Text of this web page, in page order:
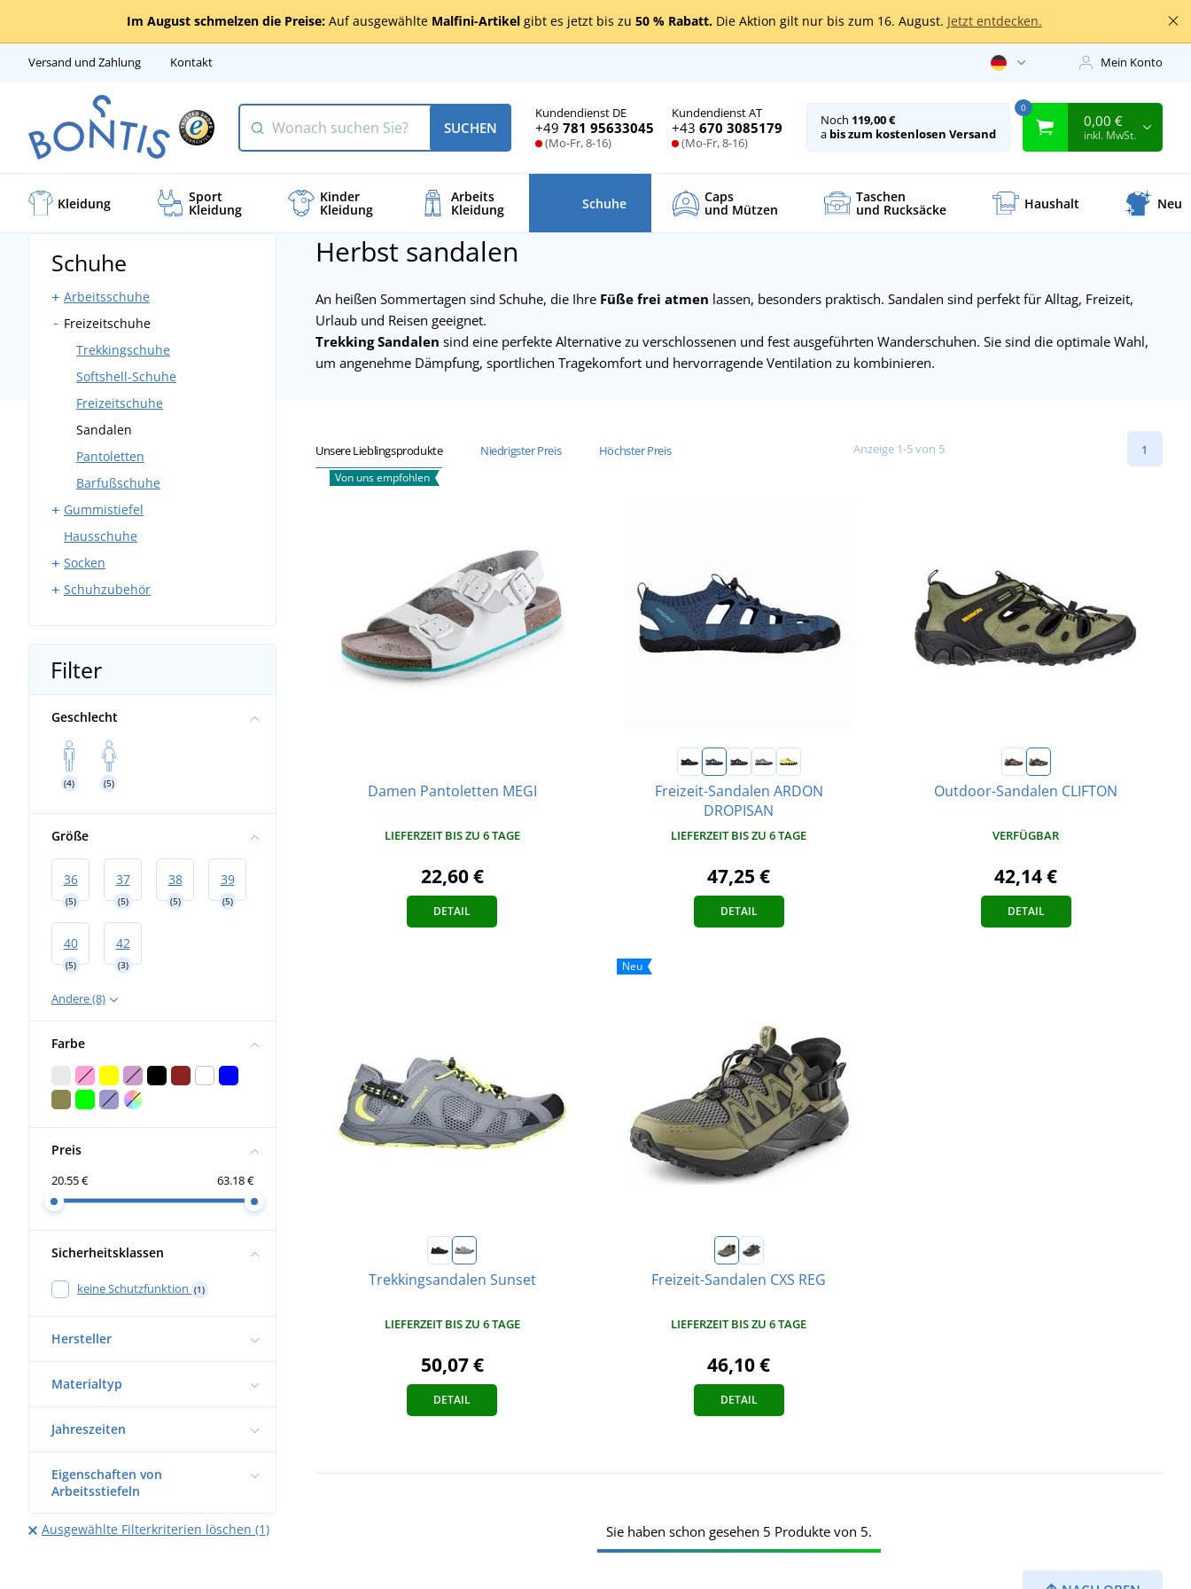
Im August schmelzen die Preise: Auf ausgewählte Malfini-Artikel gibt es jetzt bis zu 50 % Rabatt. Die Aktion gilt nur bis zum 16. August. Jetzt entdecken.
Versand und Zahlung Kontakt Mein Konto
Kundendienst DE
+49 781 95633045
(Mo-Fr, 8-16)
Kundendienst AT
+43 670 3085179
(Mo-Fr, 8-16)
SUCHEN Noch 119,00 €
a bis zum kostenlosen Versand
0
0,00 €
inkl. MwSt.
Kleidung Sport
Kleidung
Kinder
Kleidung
Arbeits
Kleidung Schuhe Caps
und Mützen
Taschen
und Rucksäcke Haushalt Neu
Herbst sandalen
An heißen Sommertagen sind Schuhe, die Ihre Füße frei atmen lassen, besonders praktisch. Sandalen sind perfekt für Alltag, Freizeit,
Urlaub und Reisen geeignet.
Trekking Sandalen sind eine perfekte Alternative zu verschlossenen und fest ausgeführten Wanderschuhen. Sie sind die optimale Wahl,
um angenehme Dämpfung, sportlichen Tragekomfort und hervorragende Ventilation zu kombinieren.
Schuhe
Arbeitsschuhe
Halbhohe Schuhe
Knöchelhohe Schuhe
Schnürboots
Sneakers
Arbeitssandalen
Pantoletten
Breite Arbeitsschuhe
Freizeitschuhe
Trekkingschuhe
Softshell-Schuhe
Freizeitschuhe
Sandalen
Pantoletten
Barfußschuhe
Gummistiefel
Angelstiefel
Hausschuhe
Socken
Alltags-Socken
Schuhzubehör
Einlegesohlen
Schuhpflege
Filter
Geschlecht
(4) (5)
Größe
36
(5)
37
(5)
38
(5)
39
(5)
40
(5)
42
(3)
Andere (8)
Farbe
Preis
20.55 € 63.18 €
Sicherheitsklassen
keine Schutzfunktion (1)
Hersteller
Materialtyp
Jahreszeiten
Eigenschaften von
Arbeitsstiefeln
Ausgewählte Filterkriterien löschen (1)
Unsere Lieblingsprodukte Niedrigster Preis Höchster Preis Anzeige 1-5 von 5 1
Von uns empfohlen
Damen Pantoletten MEGI
LIEFERZEIT BIS ZU 6 TAGE
22,60 €
DETAIL
Freizeit-Sandalen ARDON
DROPISAN
LIEFERZEIT BIS ZU 6 TAGE
47,25 €
DETAIL
Outdoor-Sandalen CLIFTON
VERFÜGBAR
42,14 €
DETAIL
Trekkingsandalen Sunset
LIEFERZEIT BIS ZU 6 TAGE
50,07 €
DETAIL
Neu
Freizeit-Sandalen CXS REG
LIEFERZEIT BIS ZU 6 TAGE
46,10 €
DETAIL
Sie haben schon gesehen 5 Produkte von 5.